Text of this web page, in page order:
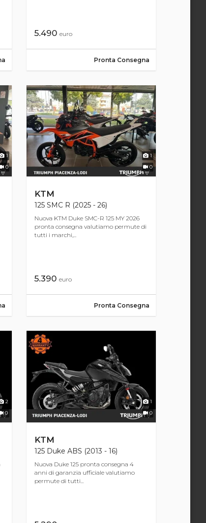
5.490euro
Pronta Consegna
1
0
1
0
KTM
125 SMC R (2025 - 26)
Nuova KTM Duke SMC-R 125 MY 2026
pronta consegna valutiamo permute di
tutti i marchi,...
5.390euro
Pronta Consegna
2
0
1
0
KTM
125 Duke ABS (2013 - 16)
Nuova Duke 125 pronta consegna 4
anni di garanzia ufficiale valutiamo
permute di tutti...